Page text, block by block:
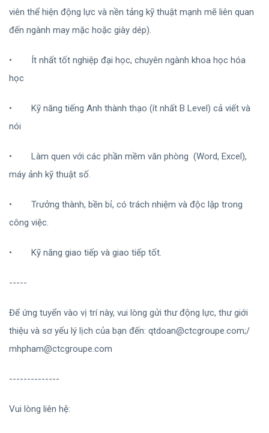
viên thể hiện động lực và nền tảng kỹ thuật mạnh mẽ liên quan
đến ngành may mặc hoặc giày dép).
•
Ít nhất tốt nghiệp đại học, chuyên ngành khoa học hóa
học
•
Kỹ năng tiếng Anh thành thạo (ít nhất B Level) cả viết và
nói
• Làm quen với các phần mềm văn phòng (Word, Excel),
máy ảnh kỹ thuật số.
•
Trưởng thành, bền bỉ, có trách nhiệm và độc lập trong
công việc.
• Kỹ năng giao tiếp và giao tiếp tốt.
-----
Để ứng tuyển vào vị trí này, vui lòng gửi thư động lực, thư giới
thiệu và sơ yếu lý lịch của bạn đến: qtdoan@ctcgroupe.com;/
mhpham@ctcgroupe.com
--------------
Vui lòng liên hệ: